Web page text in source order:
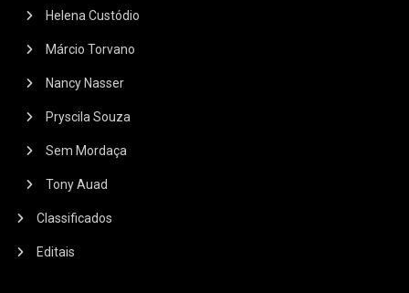
Helena Custódio
Márcio Torvano
Nancy Nasser
Pryscila Souza
Sem Mordaça
Tony Auad
Classificados
Editais